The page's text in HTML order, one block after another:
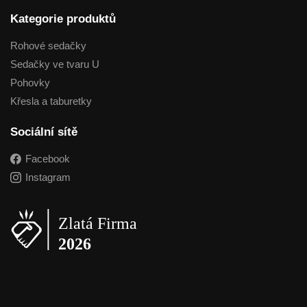
Kategorie produktů
Rohové sedačky
Sedačky ve tvaru U
Pohovky
Křesla a taburetky
Sociální sítě
Facebook
Instagram